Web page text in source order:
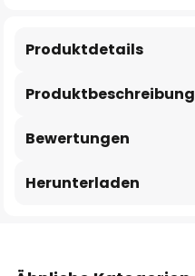
Produktbeschreibung
Produktdetails
Bewertungen
Herunterladen